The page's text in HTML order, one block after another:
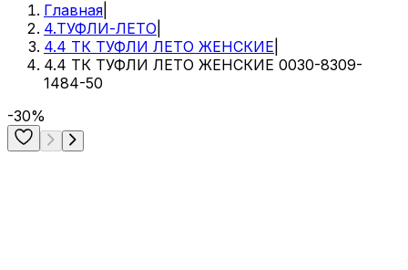
Главная
4.ТУФЛИ-ЛЕТО
4.4 ТК ТУФЛИ ЛЕТО ЖЕНСКИЕ
4.4 ТК ТУФЛИ ЛЕТО ЖЕНСКИЕ 0030-8309-
1484-50
-30%